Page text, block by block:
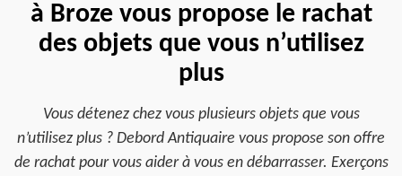
à Broze vous propose le rachat
des objets que vous n’utilisez
plus
Vous détenez chez vous plusieurs objets que vous
n’utilisez plus ? Debord Antiquaire vous propose son offre
de rachat pour vous aider à vous en débarrasser. Exerçons